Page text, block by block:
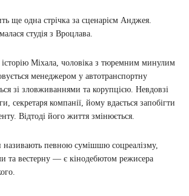
ще одна стрічка за сценарієм Анджея.
студія з Вроцлава.
історію Міхала, чоловіка з тюремним минулим
менеджером у автотранспортну
зі зловживаннями та корупцією. Невдовзі
секретаря компанії, йому вдається запобігти
Відтоді його життя змінюється.
певною сумішшю соцреалізму,
та вестерну — є кінодебютом режисера